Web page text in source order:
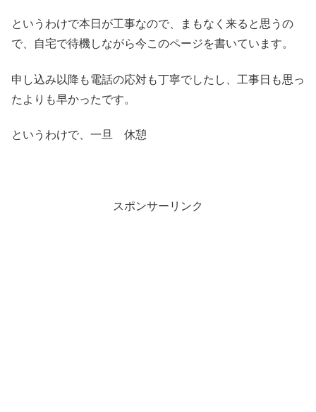
というわけで本日が工事なので、まもなく来ると思うの
で、自宅で待機しながら今このページを書いています。
申し込み以降も電話の応対も丁寧でしたし、工事日も思っ
たよりも早かったです。
というわけで、一旦 休憩
スポンサーリンク